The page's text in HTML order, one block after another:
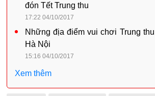
đón Tết Trung thu
17:22 04/10/2017
Những địa điểm vui chơi Trung
Hà Nội
15:16 04/10/2017
Xem thêm